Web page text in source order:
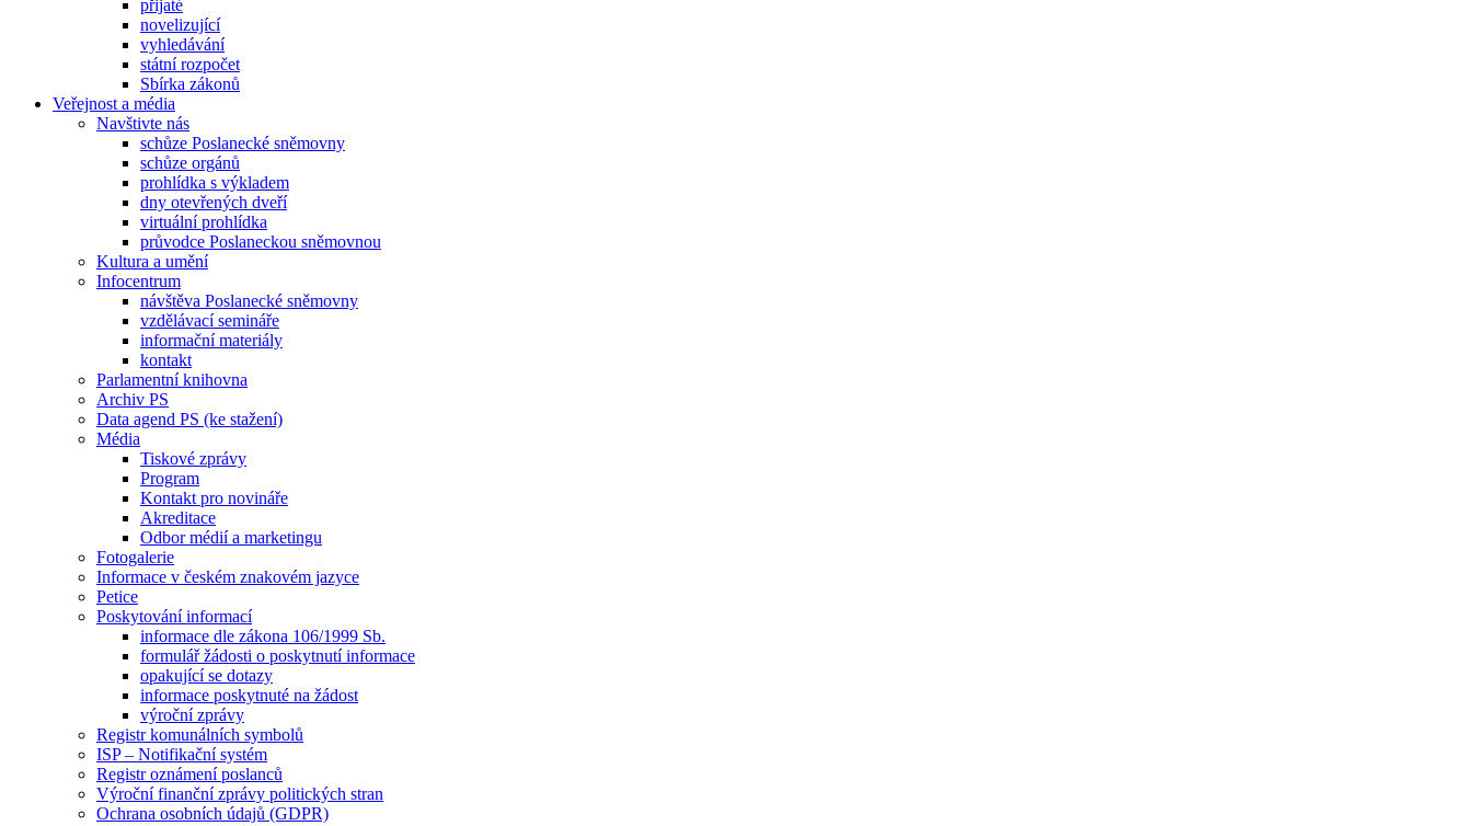
přijaté
novelizující
vyhledávání
státní rozpočet
Sbírka zákonů
Veřejnost a média
Navštivte nás
schůze Poslanecké sněmovny
schůze orgánů
prohlídka s výkladem
dny otevřených dveří
virtuální prohlídka
průvodce Poslaneckou sněmovnou
Kultura a umění
Infocentrum
návštěva Poslanecké sněmovny
vzdělávací semináře
informační materiály
kontakt
Parlamentní knihovna
Archiv PS
Data agend PS (ke stažení)
Média
Tiskové zprávy
Program
Kontakt pro novináře
Akreditace
Odbor médií a marketingu
Fotogalerie
Informace v českém znakovém jazyce
Petice
Poskytování informací
informace dle zákona 106/1999 Sb.
formulář žádosti o poskytnutí informace
opakující se dotazy
informace poskytnuté na žádost
výroční zprávy
Registr komunálních symbolů
ISP – Notifikační systém
Registr oznámení poslanců
Výroční finanční zprávy politických stran
Ochrana osobních údajů (GDPR)